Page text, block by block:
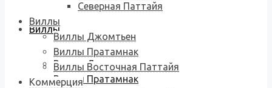
Виллы
Виллы Джомтьен
Виллы Пратамнак
Северная Паттайя
Виллы
Виллы Джомтьен
Виллы Пратамнак
Виллы Восточная Паттайя
Коммерция